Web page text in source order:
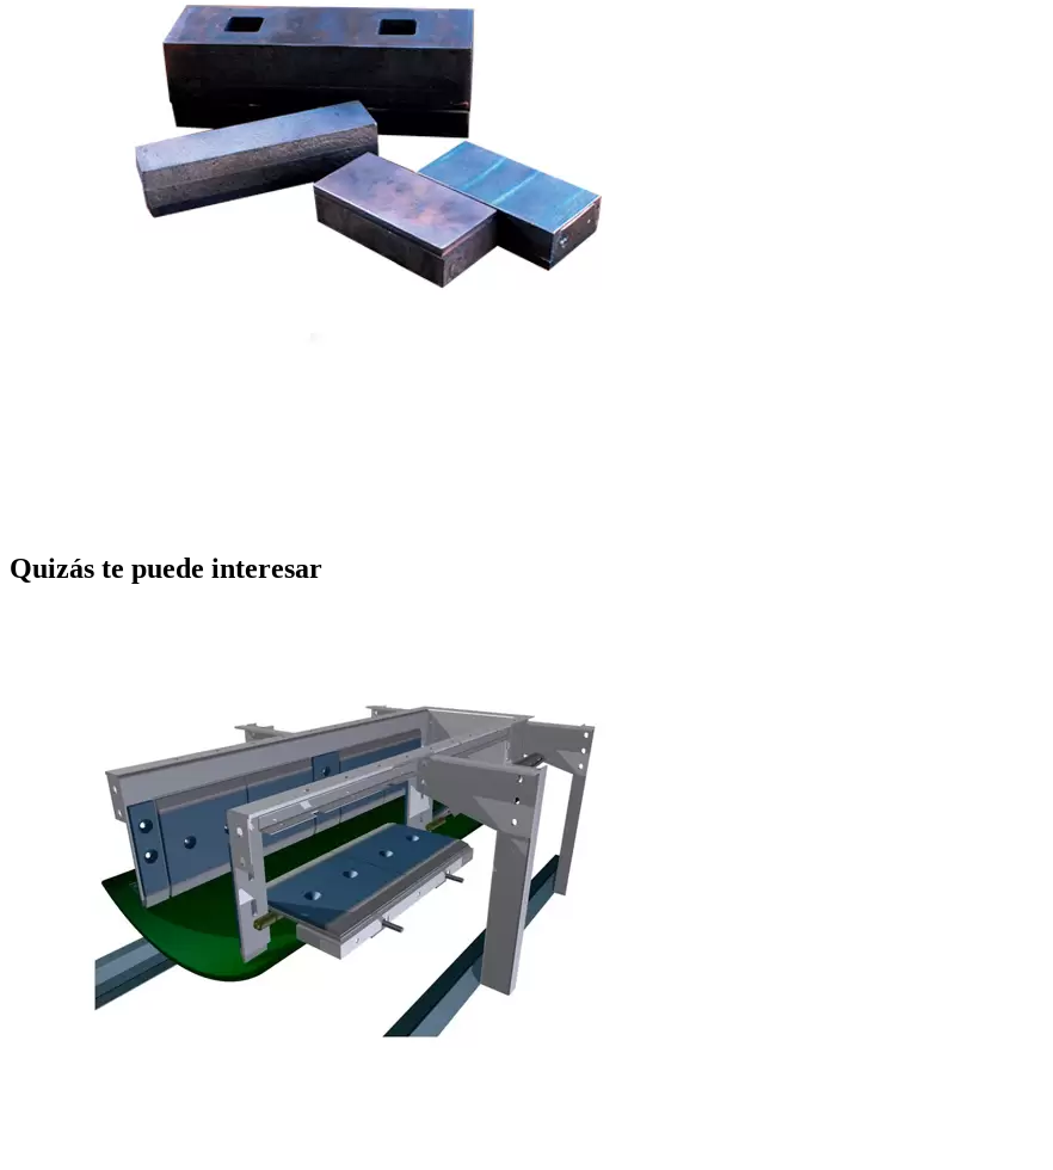
Quizás te puede interesar